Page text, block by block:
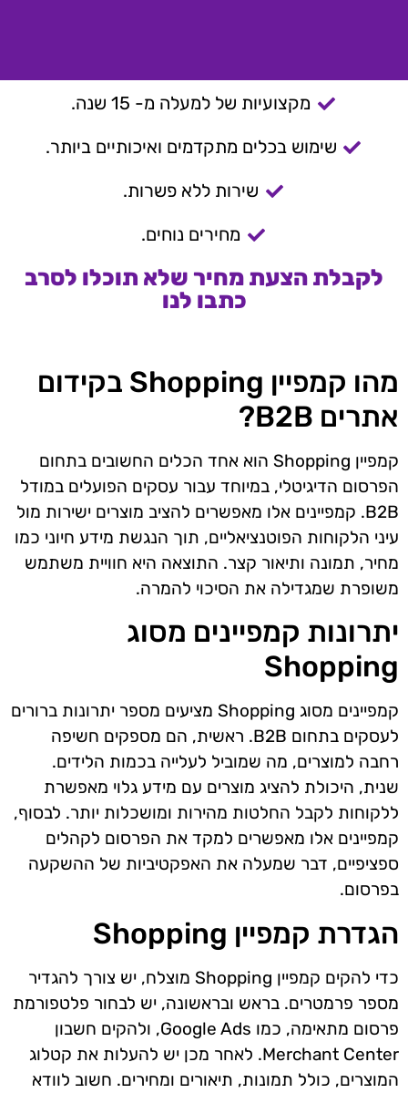
מקצועיות של למעלה מ- 15 שנה.
שימוש בכלים מתקדמים ואיכותיים ביותר.
שירות ללא פשרות.
מחירים נוחים.
לקבלת הצעת מחיר שלא תוכלו לסרב
כתבו לנו
מהו קמפיין Shopping בקידום
אתרים B2B?
קמפיין Shopping הוא אחד הכלים החשובים בתחום
הפרסום הדיגיטלי, במיוחד עבור עסקים הפועלים במודל
B2B. קמפיינים אלו מאפשרים להציב מוצרים ישירות מול
עיני הלקוחות הפוטנציאליים, תוך הנגשת מידע חיוני כמו
מחיר, תמונה ותיאור קצר. התוצאה היא חוויית משתמש
משופרת שמגדילה את הסיכוי להמרה.
יתרונות קמפיינים מסוג
Shopping
קמפיינים מסוג Shopping מציעים מספר יתרונות ברורים
לעסקים בתחום B2B. ראשית, הם מספקים חשיפה
רחבה למוצרים, מה שמוביל לעלייה בכמות הלידים.
שנית, היכולת להציג מוצרים עם מידע גלוי מאפשרת
ללקוחות לקבל החלטות מהירות ומושכלות יותר. לבסוף,
קמפיינים אלו מאפשרים למקד את הפרסום לקהלים
ספציפיים, דבר שמעלה את האפקטיביות של ההשקעה
בפרסום.
הגדרת קמפיין Shopping
כדי להקים קמפיין Shopping מוצלח, יש צורך להגדיר
מספר פרמטרים. בראש ובראשונה, יש לבחור פלטפורמת
פרסום מתאימה, כמו Google Ads, ולהקים חשבון
Merchant Center. לאחר מכן יש להעלות את קטלוג
המוצרים, כולל תמונות, תיאורים ומחירים. חשוב לוודא